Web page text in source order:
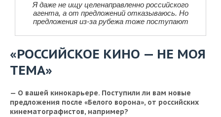
Я даже не ищу целенаправленно российского
агента, а от предложений отказываюсь. Но
предложения из-за рубежа тоже поступают
«РОССИЙСКОЕ КИНО — НЕ МОЯ
ТЕМА»
— О вашей кинокарьере. Поступили ли вам новые
предложения после «Белого ворона», от российских
кинематографистов, например?